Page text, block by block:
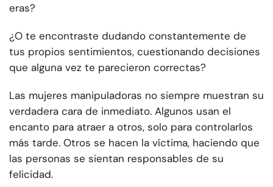
eras?
¿O te encontraste dudando constantemente de
tus propios sentimientos, cuestionando decisiones
que alguna vez te parecieron correctas?
Las mujeres manipuladoras no siempre muestran su
verdadera cara de inmediato. Algunos usan el
encanto para atraer a otros, solo para controlarlos
más tarde. Otros se hacen la víctima, haciendo que
las personas se sientan responsables de su
felicidad.